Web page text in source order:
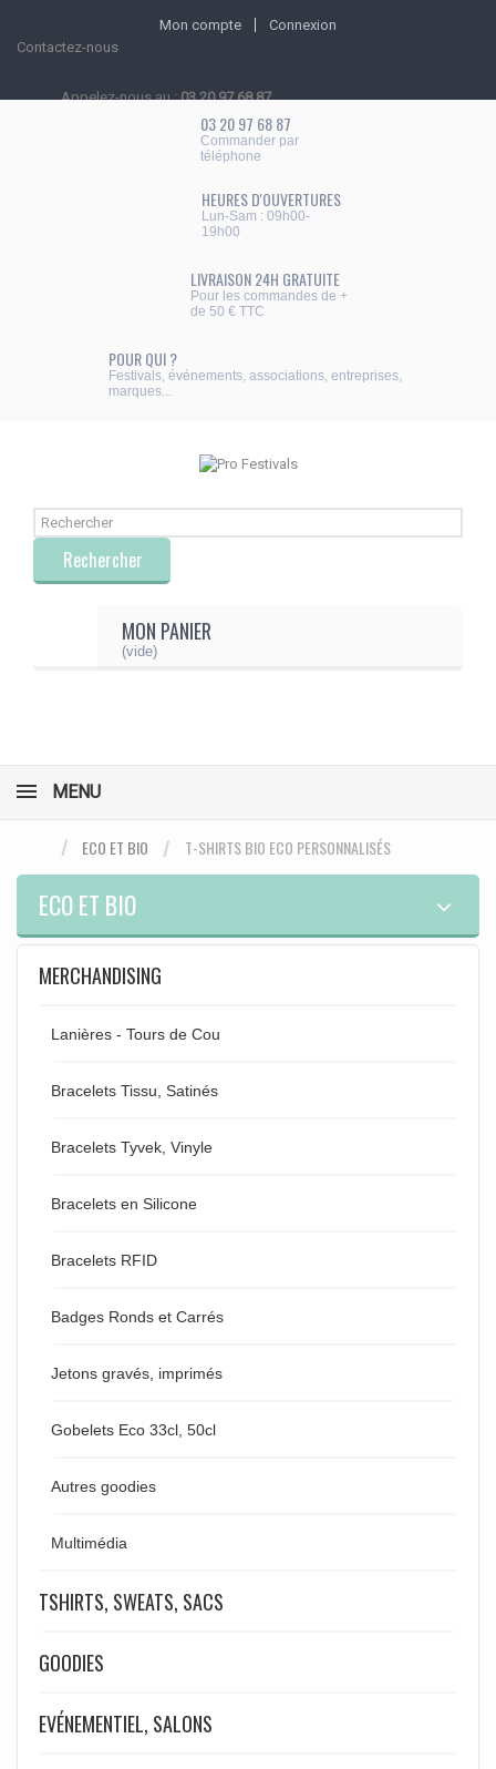
Mon compte
Connexion
Contactez-nous
Appelez-nous au :03 20 97 68 87
03 20 97 68 87
Commander par
téléphone
HEURES D'OUVERTURES
Lun-Sam : 09h00-
19h00
LIVRAISON 24H GRATUITE
Pour les commandes de +
de 50 € TTC
POUR QUI ?
Festivals, événements, associations, entreprises,
marques...
Rechercher
MON PANIER
(vide)
MENU
ECO ET BIO T-SHIRTS BIO ECO PERSONNALISÉS
ECO ET BIO
MERCHANDISING
Lanières - Tours de Cou
Bracelets Tissu, Satinés
Bracelets Tyvek, Vinyle
Bracelets en Silicone
Bracelets RFID
Badges Ronds et Carrés
Jetons gravés, imprimés
Gobelets Eco 33cl, 50cl
Autres goodies
Multimédia
TSHIRTS, SWEATS, SACS
GOODIES
EVÉNEMENTIEL, SALONS